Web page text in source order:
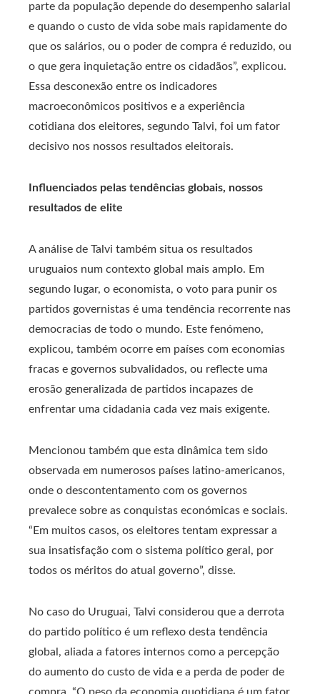
parte da população depende do desempenho salarial
e quando o custo de vida sobe mais rapidamente do
que os salários, ou o poder de compra é reduzido, ou
o que gera inquietação entre os cidadãos”, explicou.
Essa desconexão entre os indicadores
macroeconômicos positivos e a experiência
cotidiana dos eleitores, segundo Talvi, foi um fator
decisivo nos nossos resultados eleitorais.
Influenciados pelas tendências globais, nossos
resultados de elite
A análise de Talvi também situa os resultados
uruguaios num contexto global mais amplo. Em
segundo lugar, o economista, o voto para punir os
partidos governistas é uma tendência recorrente nas
democracias de todo o mundo. Este fenómeno,
explicou, também ocorre em países com economias
fracas e governos subvalidados, ou reflecte uma
erosão generalizada de partidos incapazes de
enfrentar uma cidadania cada vez mais exigente.
Mencionou também que esta dinâmica tem sido
observada em numerosos países latino-americanos,
onde o descontentamento com os governos
prevalece sobre as conquistas económicas e sociais.
“Em muitos casos, os eleitores tentam expressar a
sua insatisfação com o sistema político geral, por
todos os méritos do atual governo”, disse.
No caso do Uruguai, Talvi considerou que a derrota
do partido político é um reflexo desta tendência
global, aliada a fatores internos como a percepção
do aumento do custo de vida e a perda de poder de